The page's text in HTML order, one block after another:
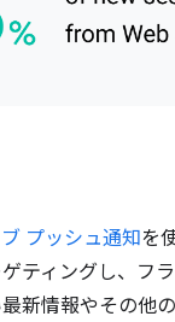
プッシュ通知を
ティングし、フ
新情報やその他